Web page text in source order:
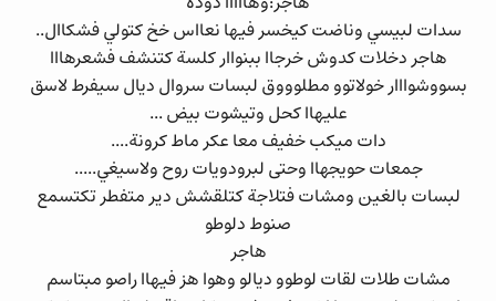
سدات لبيسي وناضت كيخسر فيها نعااس خخ كتولي فشكاال..
هاجر دخلات كدوش خرجاا ببنواار كلسة كتنشف فشعرهااا
بسووشوااار خولاتوو مطلوووق لبسات سروال ديال سيفرط لاسق
عليهاا كحل وتيشوت بيض ...
دات ميكب خفيف معا عكر ماط كرونة....
جمعات حويجهاا وحتى لبرودويات روح ولاسيغي.....
لبسات بالغين ومشات فتلاجة كتلقشش دير متفطر تكتسمع
صنوط دلوطو
هاجر
مشات طلات لقات لوطوو ديالو وهوا هز فيهاا راصو مبتاسم